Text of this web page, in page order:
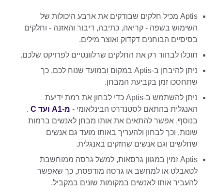
Aptis מכיל חלקים שבודקים את ארבע היכולות של
השימוש בשפה - קריאה, כתיבה, דיבור והאזנה - וחלקים
בסיסיים הבוחנים דקדוק ואוצר מילים.
תוכלו לבחור רק את החלקים שרלוונטיים לפרויקט שלכם.
ניתן להיבחן ב-Aptis במקום ובמועד שנוח לכם, כך
שתחסכו זמן בקביעת המבחן.
ניתן להשתמש ב-Aptis כדי לבחון את רמת ידיעת
האנגלית בהתאם לסטנדרט הבינלאומי - מ-A1 ועד C
.
בנוסף, אפשר להתאים את אותו מבחן לאנשים ברמות
שונות, וכך לבחון ולהעריך באותו מועד גם אנשים
שחלשים וגם אנשים שחזקים באנגלית.
Aptis זמין במגוון גרסאות, למשל גרסה ממוחשבת
לטאבלט או למחשב או גרסה מודפסת, כך שאפשר
להעביר אותו לאנשים במקומות שונים במקביל.